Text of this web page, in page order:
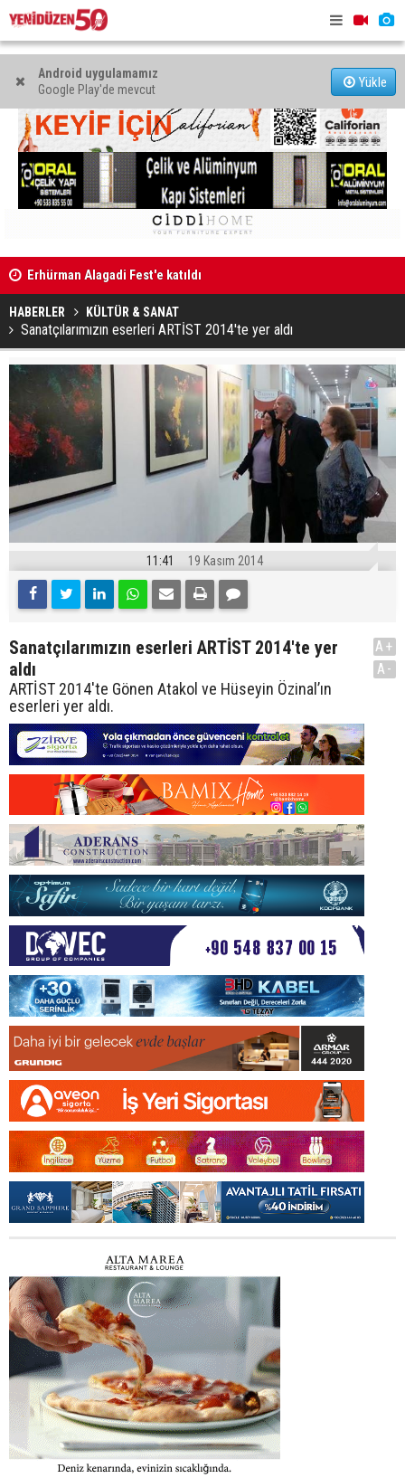
Android uygulamamız
Google Play'de mevcut
Yükle
Eğlence mekanında kanunsuz silahla yakalandı
HABERLER KÜLTÜR & SANAT
Sanatçılarımızın eserleri ARTİST 2014'te yer aldı
11:41 19 Kasım 2014
Sanatçılarımızın eserleri ARTİST 2014'te yer
aldı
ARTİST 2014'te Gönen Atakol ve Hüseyin Özinal’ın
eserleri yer aldı.
A+
A-